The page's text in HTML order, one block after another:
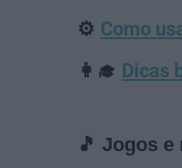
⚙️ Como
👩‍🎓 Dicas
🎵 Jogos